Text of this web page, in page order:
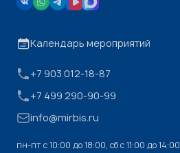
Календарь мероприятий
+7 903 012-18-87
+7 499 290-90-99
info@mirbis.ru
пн-пт с 10:00 до 18:00, cб с 11:00 до 14:00